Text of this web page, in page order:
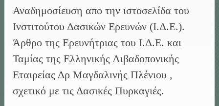
Αναδημοσίευση απο την ιστοσελίδα του
Ινστιτούτου Δασικών Ερευνών (Ι.Δ.Ε.).
Άρθρο της Ερευνήτριας του Ι.Δ.Ε. και
Ταμίας της Ελληνικής Λιβαδοπονικής
Εταιρείας Δρ Μαγδαλινής Πλένιου ,
σχετικό με τις Δασικές Πυρκαγιές.